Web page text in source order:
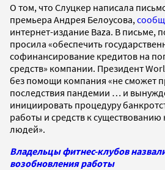
О том, что Слуцкер написала
премьера Андрея Белоусова,
интернет-издание Baza. В письме,
просила «обеспечить
софинансирование кредитов на
средств» компании. Президент
без помощи компания «не сможет
последствия пандемии … и
инициировать процедуру
работы и средств к существованию
людей».
Владельцы фитнес-клубов
возобновления работы